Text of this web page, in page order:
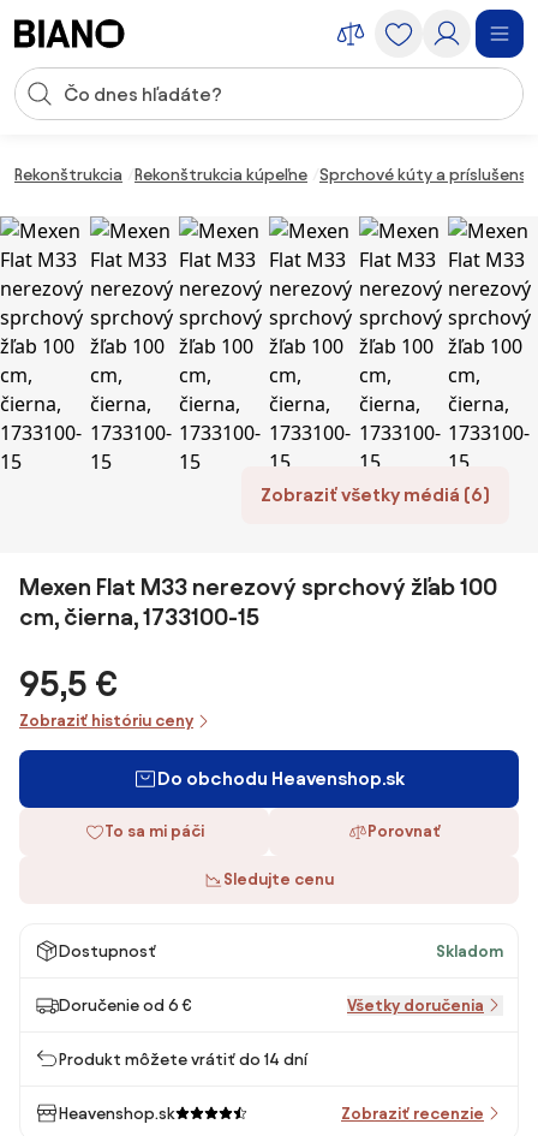
Vstup pre vyhľadávanie
Rekonštrukcia Rekonštrukcia kúpeľne Sprchové kúty a
Zobraziť všetky médiá (6)
Mexen Flat M33 nerezový sprchový žľab 100
cm, čierna, 1733100-15
95,5 €
Zobraziť históriu ceny
Do obchodu Heavenshop.sk
To sa mi páči Porovnať
Sledujte cenu
Dostupnosť Skladom
Doručenie od 6 € Všetky doručenia
Produkt môžete vrátiť do 14 dní
Heavenshop.sk Zobraziť recenzie